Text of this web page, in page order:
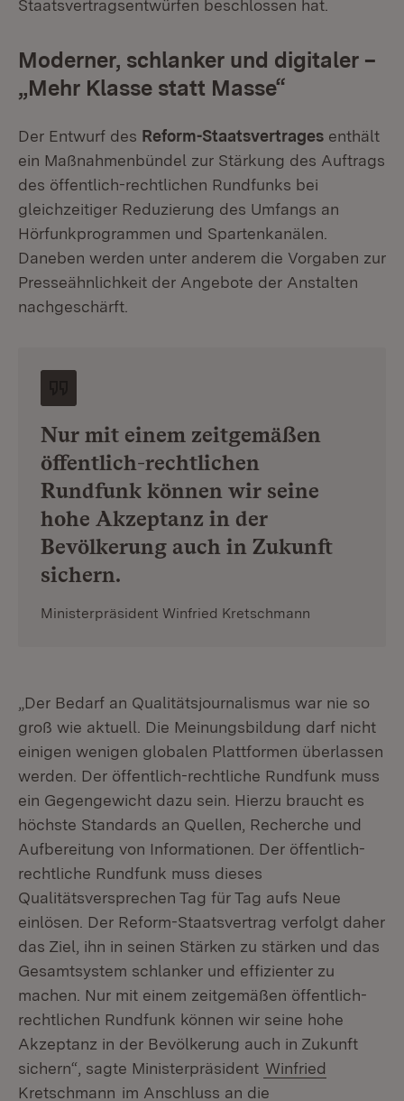
Staatsvertragsentwürfen beschlossen hat.
Moderner, schlanker und digitaler –
„Mehr Klasse statt Masse“
Der Entwurf des Reform-Staatsvertrages enthält
ein Maßnahmenbündel zur Stärkung des Auftrags
des öffentlich-rechtlichen Rundfunks bei
gleichzeitiger Reduzierung des Umfangs an
Hörfunkprogrammen und Spartenkanälen.
Daneben werden unter anderem die Vorgaben zur
Presseähnlichkeit der Angebote der Anstalten
nachgeschärft.
Nur mit einem zeitgemäßen
öffentlich-rechtlichen
Rundfunk können wir seine
hohe Akzeptanz in der
Bevölkerung auch in Zukunft
sichern.
Ministerpräsident Winfried Kretschmann
„Der Bedarf an Qualitätsjournalismus war nie so
groß wie aktuell. Die Meinungsbildung darf nicht
einigen wenigen globalen Plattformen überlassen
werden. Der öffentlich-rechtliche Rundfunk muss
ein Gegengewicht dazu sein. Hierzu braucht es
höchste Standards an Quellen, Recherche und
Aufbereitung von Informationen. Der öffentlich-
rechtliche Rundfunk muss dieses
Qualitätsversprechen Tag für Tag aufs Neue
einlösen. Der Reform-Staatsvertrag verfolgt daher
das Ziel, ihn in seinen Stärken zu stärken und das
Gesamtsystem schlanker und effizienter zu
machen. Nur mit einem zeitgemäßen öffentlich-
rechtlichen Rundfunk können wir seine hohe
Akzeptanz in der Bevölkerung auch in Zukunft
sichern“, sagte Ministerpräsident Winfried
Kretschmann im Anschluss an die